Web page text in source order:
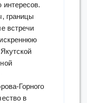
границы
встречи
Горного
в